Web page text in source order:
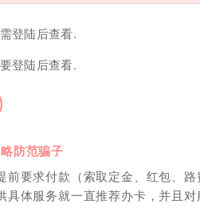
登陆后查看.
登陆后查看.
防范骗子
前要求付款（索取定金、红包、路
具体服务就一直推荐办卡，并且对